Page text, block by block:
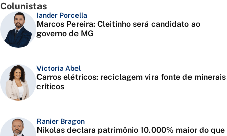
Colunistas
Iander Porcella
Marcos Pereira: Cleitinho será candidato ao
governo de MG
Victoria Abel
Carros elétricos: reciclagem vira fonte de minerais
críticos
Ranier Bragon
Nikolas declara patrimônio 10.000% maior do que